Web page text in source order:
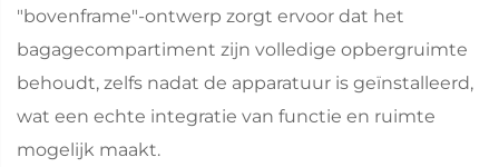
"bovenframe"-ontwerp zorgt ervoor dat het
bagagecompartiment zijn volledige opbergruimte
behoudt, zelfs nadat de apparatuur is geïnstalleerd,
wat een echte integratie van functie en ruimte
mogelijk maakt.